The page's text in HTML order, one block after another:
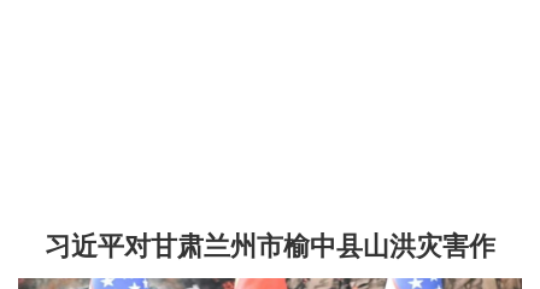
习近平对甘肃兰州市榆中县山洪灾害作